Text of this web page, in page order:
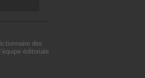
des
éditoriale